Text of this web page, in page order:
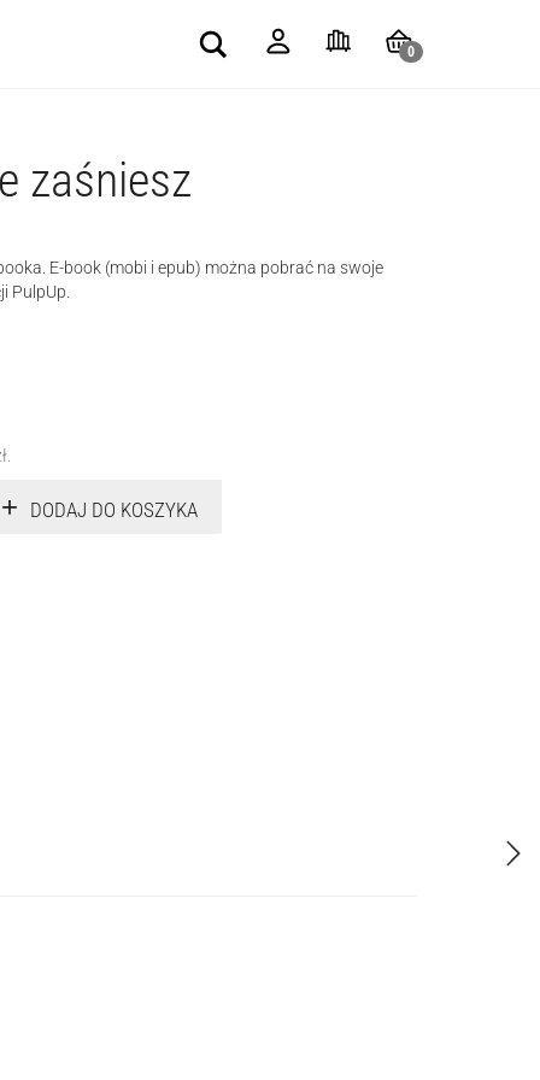
Search
0
zaśniesz
E-book (mobi i epub) można pobrać na swoje
PulpUp.
DODAJ DO KOSZYKA